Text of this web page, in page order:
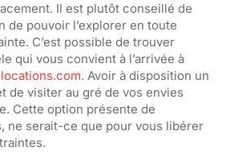
Il est plutôt conseillé de
de pouvoir l’explorer en toute
C’est possible de trouver
qui vous convient à l’arrivée à
. Avoir à disposition un
de visiter au gré de vos envies
Cette option présente de
ne serait-ce que pour vous libérer